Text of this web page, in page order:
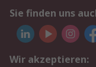
Sie finden uns
Wir akzeptieren: